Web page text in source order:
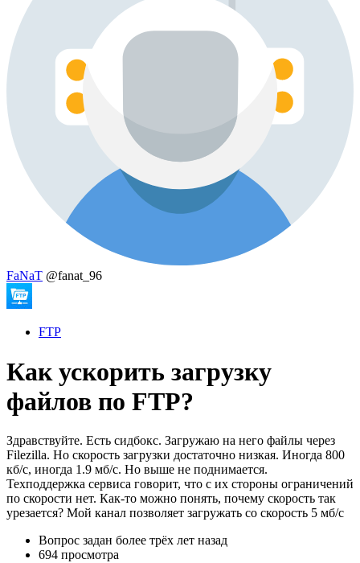
FaNaT @fanat_96
FTP
Как ускорить загрузку
файлов по FTP?
Здравствуйте. Есть сидбокс. Загружаю на него файлы через
Filezilla. Но скорость загрузки достаточно низкая. Иногда 800
кб/с, иногда 1.9 мб/с. Но выше не поднимается.
Техподдержка сервиса говорит, что с их стороны ограничений
по скорости нет. Как-то можно понять, почему скорость так
урезается? Мой канал позволяет загружать со скорость 5 мб/с
Вопрос задан более трёх лет назад
694 просмотра